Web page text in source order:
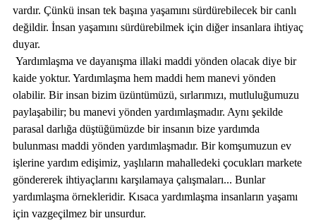
vardır. Çünkü insan tek başına yaşamını sürdürebilecek bir canlı
değildir. İnsan yaşamını sürdürebilmek için diğer insanlara ihtiyaç
duyar.
Yardımlaşma ve dayanışma illaki maddi yönden olacak diye bir
kaide yoktur. Yardımlaşma hem maddi hem manevi yönden
olabilir. Bir insan bizim üzüntümüzü, sırlarımızı, mutluluğumuzu
paylaşabilir; bu manevi yönden yardımlaşmadır. Aynı şekilde
parasal darlığa düştüğümüzde bir insanın bize yardımda
bulunması maddi yönden yardımlaşmadır. Bir komşumuzun ev
işlerine yardım edişimiz, yaşlıların mahalledeki çocukları markete
göndererek ihtiyaçlarını karşılamaya çalışmaları... Bunlar
yardımlaşma örnekleridir. Kısaca yardımlaşma insanların yaşamı
için vazgeçilmez bir unsurdur.